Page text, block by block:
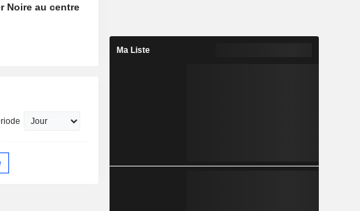
Noire au centre
Ma Liste